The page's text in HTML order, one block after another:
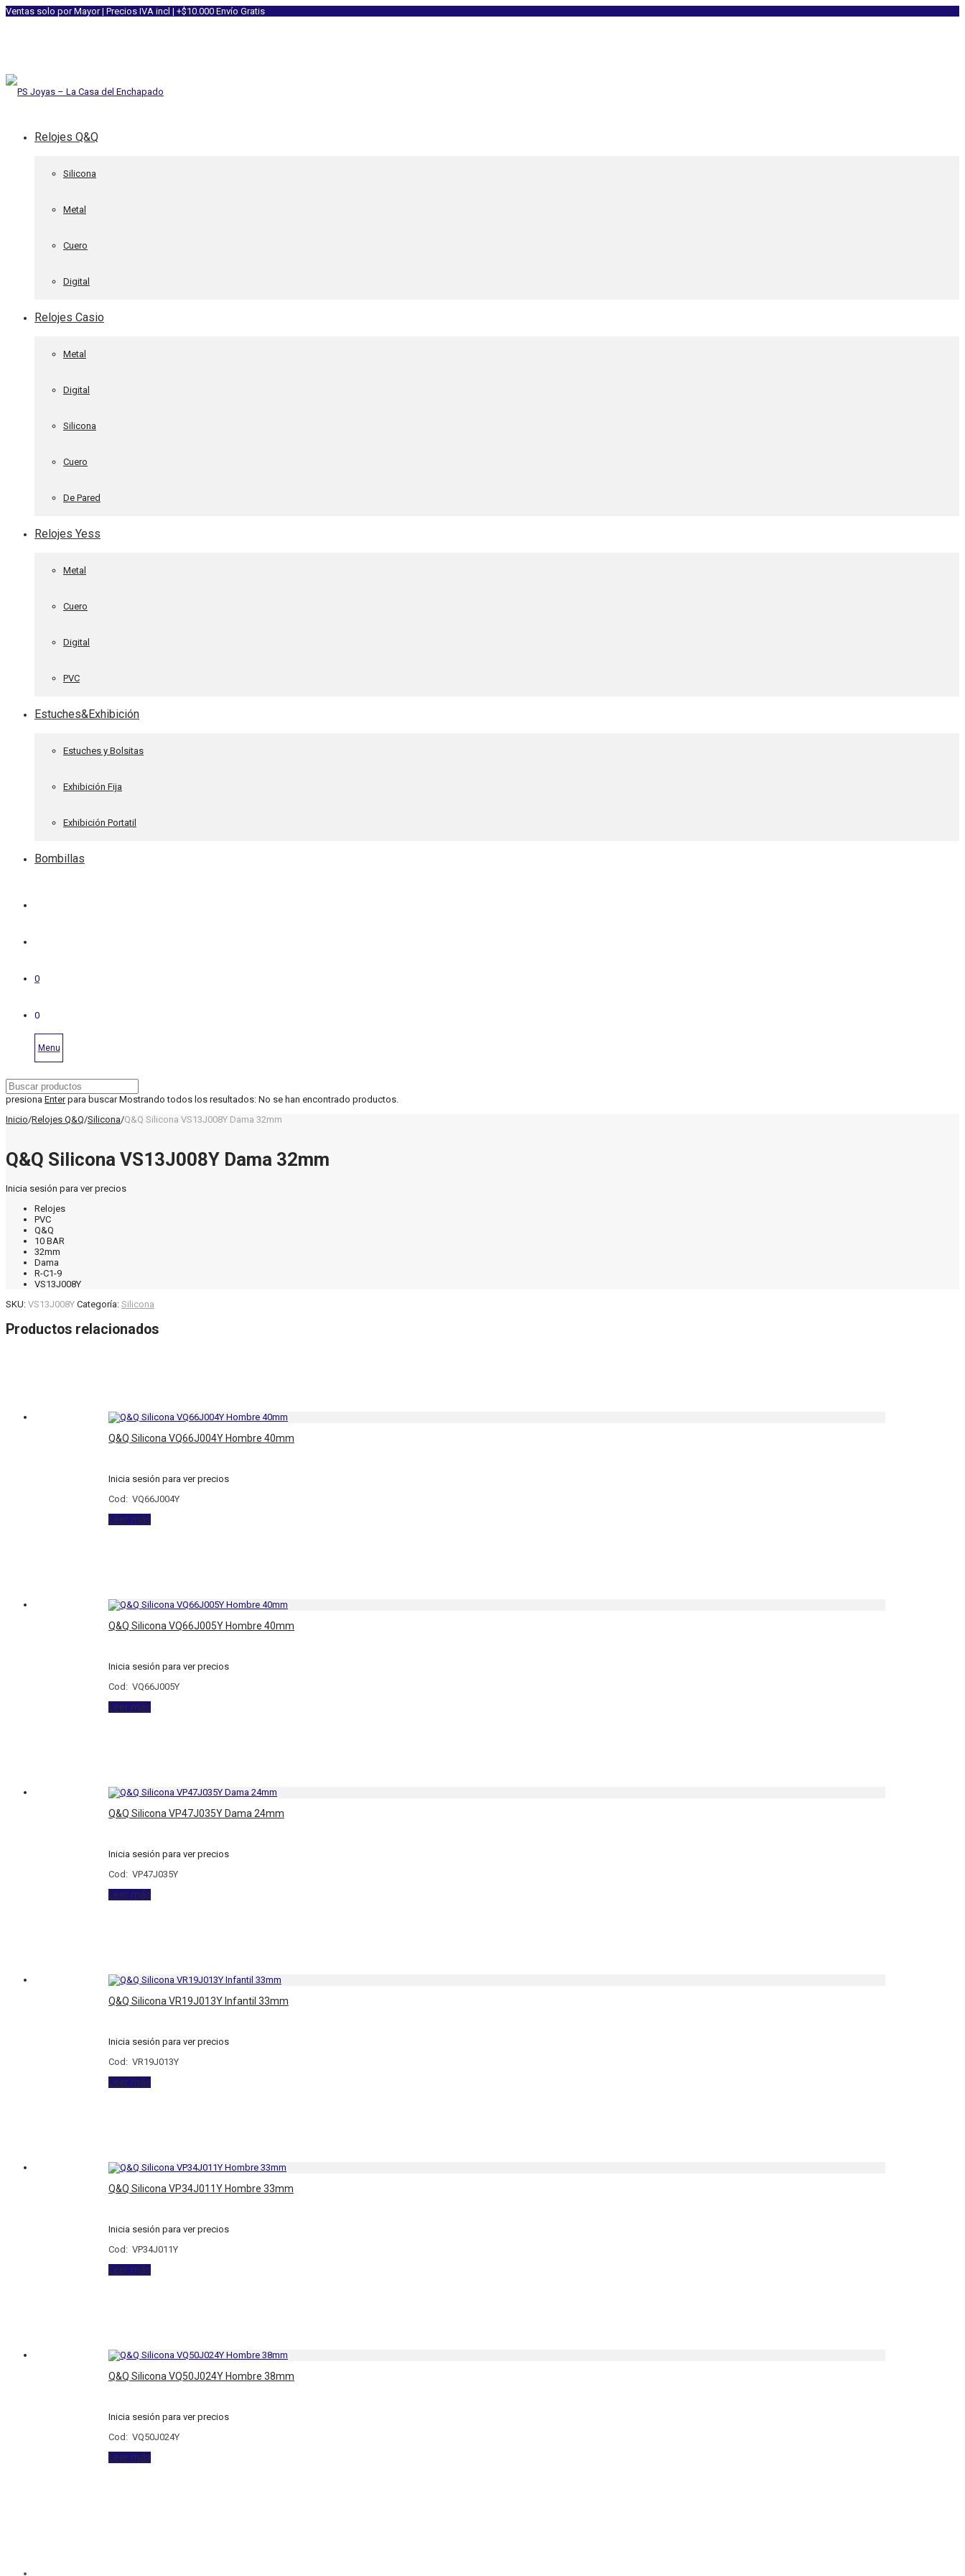
Ventas solo por Mayor | Precios IVA incl | +$10.000 Envío Gratis
Relojes Q&Q
Silicona
Metal
Cuero
Digital
Relojes Casio
Metal
Digital
Silicona
Cuero
De Pared
Relojes Yess
Metal
Cuero
Digital
PVC
Estuches&Exhibición
Estuches y Bolsitas
Exhibición Fija
Exhibición Portatil
Bombillas
0
0
Menu
presiona Enterpara buscar Mostrando todos los resultados: No se han encontrado productos.
Inicio/Relojes Q&Q/Silicona/Q&Q Silicona VS13J008Y Dama 32mm
Q&Q Silicona VS13J008Y Dama 32mm
Inicia sesión para ver precios
Relojes
PVC
Q&Q
10 BAR
32mm
Dama
R-C1-9
VS13J008Y
SKU: VS13J008Y Categoría: Silicona
Productos relacionados
Q&Q Silicona VQ66J004Y Hombre 40mm
Inicia sesión para ver precios
Cod: VQ66J004Y
Leer más
Q&Q Silicona VQ66J005Y Hombre 40mm
Inicia sesión para ver precios
Cod: VQ66J005Y
Leer más
Q&Q Silicona VP47J035Y Dama 24mm
Inicia sesión para ver precios
Cod: VP47J035Y
Leer más
Q&Q Silicona VR19J013Y Infantil 33mm
Inicia sesión para ver precios
Cod: VR19J013Y
Leer más
Q&Q Silicona VP34J011Y Hombre 33mm
Inicia sesión para ver precios
Cod: VP34J011Y
Leer más
Q&Q Silicona VQ50J024Y Hombre 38mm
Inicia sesión para ver precios
Cod: VQ50J024Y
Leer más